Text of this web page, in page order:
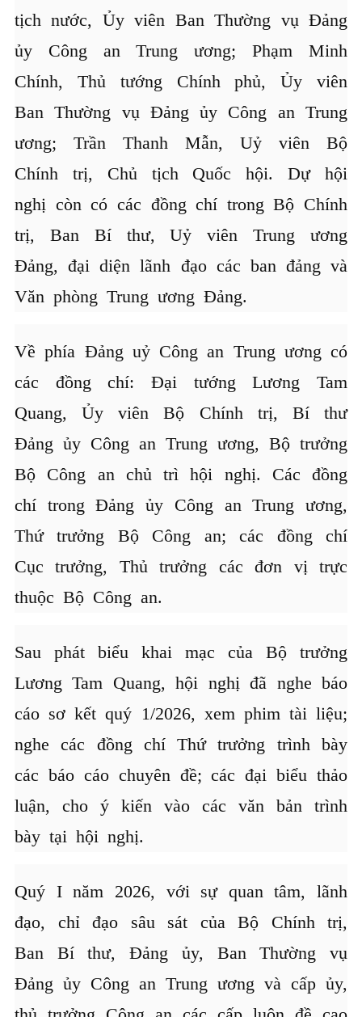
tịch nước, Ủy viên Ban Thường vụ Đảng
ủy Công an Trung ương; Phạm Minh
Chính, Thủ tướng Chính phủ, Ủy viên
Ban Thường vụ Đảng ủy Công an Trung
ương; Trần Thanh Mẫn, Uỷ viên Bộ
Chính trị, Chủ tịch Quốc hội. Dự hội
nghị còn có các đồng chí trong Bộ Chính
trị, Ban Bí thư, Uỷ viên Trung ương
Đảng, đại diện lãnh đạo các ban đảng và
Văn phòng Trung ương Đảng.
Về phía Đảng uỷ Công an Trung ương có
các đồng chí: Đại tướng Lương Tam
Quang, Ủy viên Bộ Chính trị, Bí thư
Đảng ủy Công an Trung ương, Bộ trưởng
Bộ Công an chủ trì hội nghị. Các đồng
chí trong Đảng ủy Công an Trung ương,
Thứ trưởng Bộ Công an; các đồng chí
Cục trưởng, Thủ trưởng các đơn vị trực
thuộc Bộ Công an.
Sau phát biểu khai mạc của Bộ trưởng
Lương Tam Quang, hội nghị đã nghe báo
cáo sơ kết quý 1/2026, xem phim tài liệu;
nghe các đồng chí Thứ trưởng trình bày
các báo cáo chuyên đề; các đại biểu thảo
luận, cho ý kiến vào các văn bản trình
bày tại hội nghị.
Quý I năm 2026, với sự quan tâm, lãnh
đạo, chỉ đạo sâu sát của Bộ Chính trị,
Ban Bí thư, Đảng ủy, Ban Thường vụ
Đảng ủy Công an Trung ương và cấp ủy,